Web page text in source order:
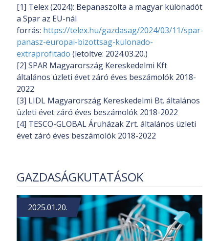
[1] Telex (2024): Bepanaszolta a magyar különadót
a Spar az EU-nál
forrás: https://telex.hu/gazdasag/2024/03/11/spar-
panasz-europai-bizottsag-kulonado-
extraprofitado (letöltve: 2024.03.20.)
[2] SPAR Magyarország Kereskedelmi Kft
általános üzleti évet záró éves beszámolók 2018-
2022
[3] LIDL Magyarország Kereskedelmi Bt. általános
üzleti évet záró éves beszámolók 2018-2022
[4] TESCO-GLOBAL Áruházak Zrt. általános üzleti
évet záró éves beszámolók 2018-2022
GAZDASÁGKUTATÁSOK
2025.01.20.